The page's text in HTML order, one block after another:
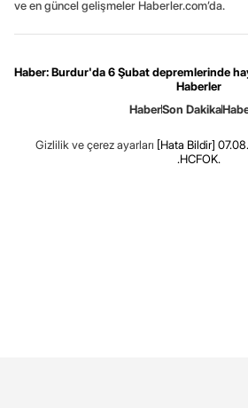
ve en güncel gelişmeler Haberler.com’da.
Haber: Burdur'da 6 Şubat depremlerinde
Haberler
HaberSon Dakika
Gizlilik ve çerez ayarları [Hata Bildir]
.HCFOK.